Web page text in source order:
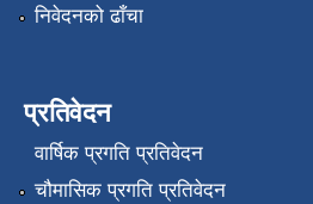
निवेदनको ढाँचा
प्रतिवेदन
वार्षिक प्रगति प्रतिवेदन
चौमासिक प्रगति प्रतिवेदन